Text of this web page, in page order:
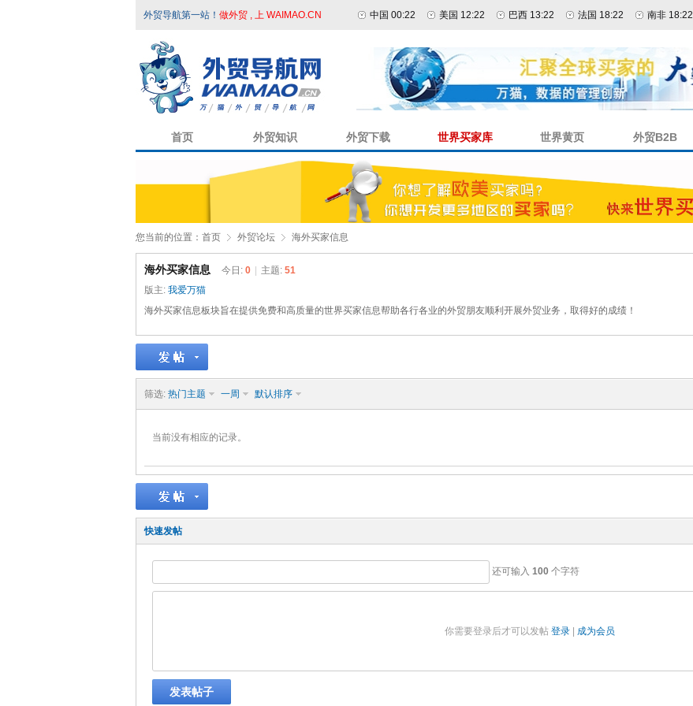
外贸导航第一站！ 做外贸 , 上 WAIMAO.CN 中国 00:22 美国 12:22 巴西 13:22 法国 18:22 南非 18:22
首页 外贸知识 外贸下载 世界买家库 世界黄页 外贸B2B
您当前的位置： 首页 外贸论坛 海外买家信息
海外买家信息 今日: 0 主题: 51
版主: 我爱万猫
海外买家信息板块旨在提供免费和高质量的世界买家信息帮助各行各业的外贸朋友顺利开展外贸业务，取得好的成绩！
筛选: 热门主题 一周 默认排序
当前没有相应的记录。
快速发帖
还可输入 100 个字符
你需要登录后才可以发帖 登录 成为会员
发表帖子